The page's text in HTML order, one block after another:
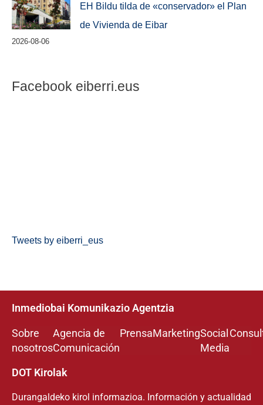
EH Bildu tilda de «conservador» el Plan
de Vivienda de Eibar
2026-08-06
Facebook eiberri.eus
Tweets by eiberri_eus
Inmediobai Komunikazio Agentzia
Sobre
nosotros
Agencia de
Comunicación
PrensaMarketingSocial
Media
DOT Kirolak
Durangaldeko kirol informazioa. Información y actualidad